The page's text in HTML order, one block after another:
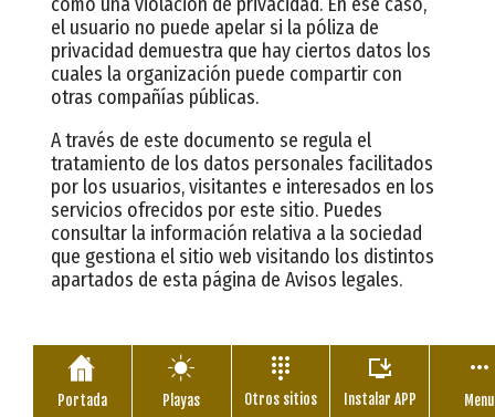
el usuario no puede apelar si la póliza de
privacidad demuestra que hay ciertos datos los
cuales la organización puede compartir con
otras compañías públicas.
A través de este documento se regula el
tratamiento de los datos personales facilitados
por los usuarios, visitantes e interesados en los
servicios ofrecidos por este sitio. Puedes
consultar la información relativa a la sociedad
que gestiona el sitio web visitando los distintos
apartados de esta página de Avisos legales.
Portada Playas Otros sitios Instalar APP Menu